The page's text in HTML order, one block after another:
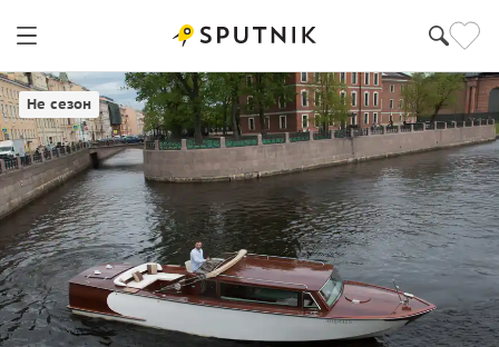
Не сезон
Санкт-Петербург